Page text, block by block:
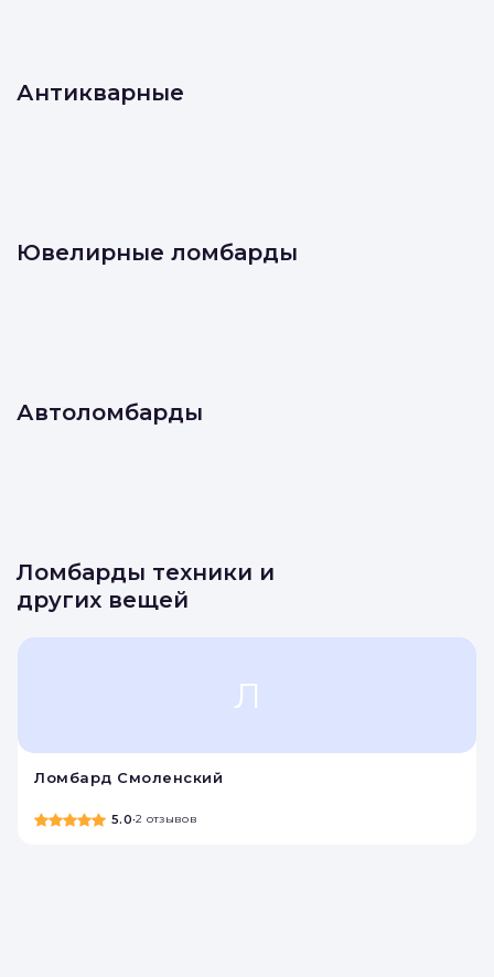
Антикварные
Ювелирные ломбарды
Автоломбарды
Ломбарды техники и
других вещей
Л
Ломбард Смоленский
5.0•2 отзывов